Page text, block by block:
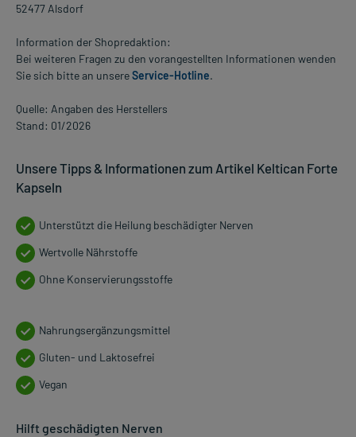
52477 Alsdorf
Information der Shopredaktion:
Bei weiteren Fragen zu den vorangestellten Informationen wenden
Sie sich bitte an unsereService-Hotline.
Quelle: Angaben des Herstellers
Stand: 01/2026
Unsere Tipps & Informationen zum Artikel Keltican Forte
Kapseln
Unterstützt die Heilung beschädigter Nerven
Wertvolle Nährstoffe
Ohne Konservierungsstoffe
Nahrungsergänzungsmittel
Gluten- und Laktosefrei
Vegan
Hilft geschädigten Nerven